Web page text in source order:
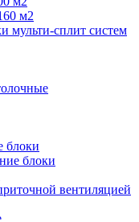
м2
мульти-сплит систем
блоки
блоки
вентиляцией